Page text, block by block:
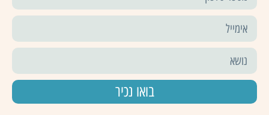
בואו נכיר